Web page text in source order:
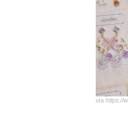
via https://